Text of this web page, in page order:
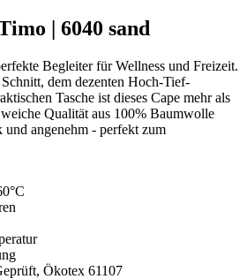
| 6040 sand
Begleiter für Wellness und Freizeit.
dem dezenten Hoch-Tief-
Tasche ist dieses Cape mehr als
Qualität aus 100% Baumwolle
und angenehm - perfekt zum
Ökotex 61107